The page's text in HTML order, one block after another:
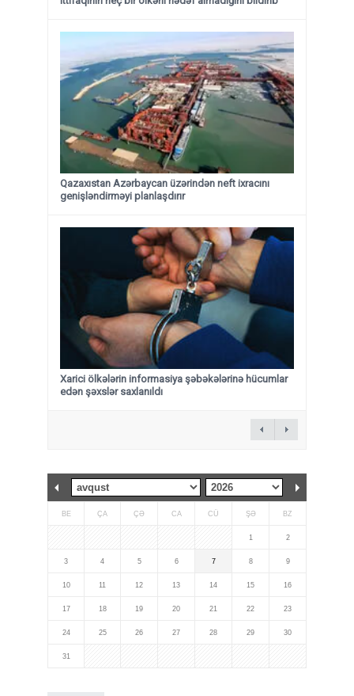
Qazaxıstan Azərbaycan üzərindən neft ixracını
genişləndirməyi planlaşdırır
Xarici ölkələrin informasiya şəbəkələrinə hücumlar
edən şəxslər saxlanıldı
BE ÇA ÇƏ CA CÜ ŞƏ BZ
1 2
3 4 5 6 7 8 9
10 11 12 13 14 15 16
17 18 19 20 21 22 23
24 25 26 27 28 29 30
31